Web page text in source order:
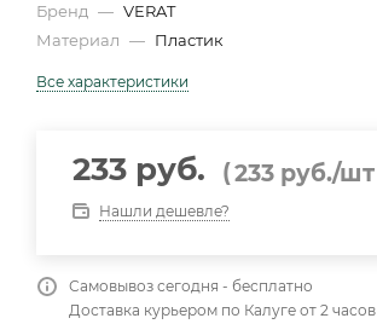
Бренд — VERAT
Материал — Пластик
Все характеристики
233 руб. (233 руб./шт
Нашли дешевле?
Самовывоз сегодня - бесплатно
Доставка курьером по Калуге от 2 часов